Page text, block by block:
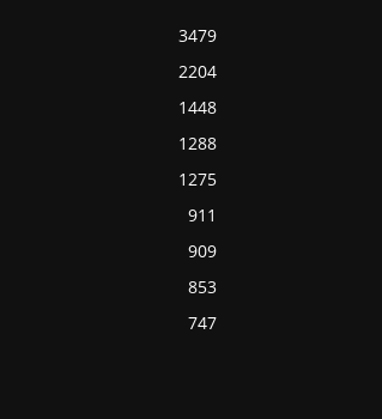
3479
2204
1448
1288
1275
911
909
853
747